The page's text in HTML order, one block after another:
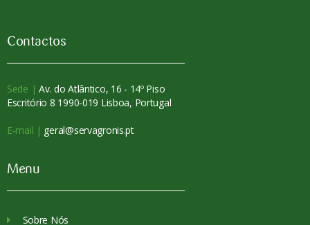
Contactos
Sede | Av. do Atlântico, 16 - 14º Piso
Escritório 8 1990-019 Lisboa, Portugal
E-mail | geral@servagronis.pt
Menu
Sobre Nós